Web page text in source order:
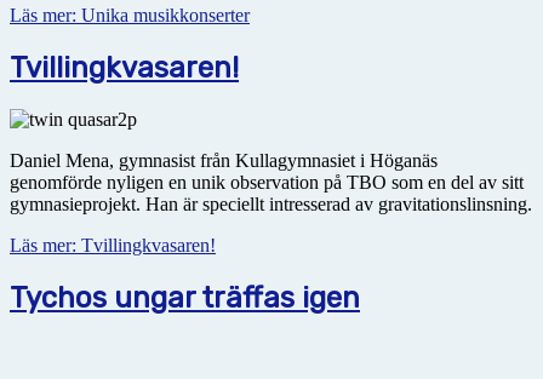
Läs mer: Unika musikkonserter
Tvillingkvasaren!
Daniel Mena, gymnasist från Kullagymnasiet i Höganäs
genomförde nyligen en unik observation på TBO som en del av sitt
gymnasieprojekt. Han är speciellt intresserad av gravitationslinsning.
Läs mer: Tvillingkvasaren!
Tychos ungar träffas igen